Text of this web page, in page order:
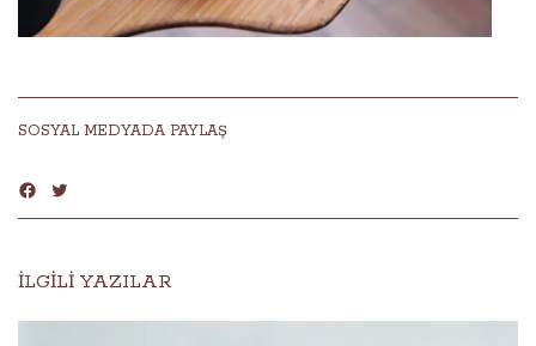
SOSYAL MEDYADA PAYLAŞ
İLGİLİ YAZILAR